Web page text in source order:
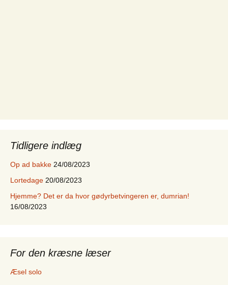
Tidligere indlæg
Op ad bakke 24/08/2023
Lortedage 20/08/2023
Hjemme? Det er da hvor gødyrbetvingeren er, dumrian!
16/08/2023
For den kræsne læser
Æsel solo